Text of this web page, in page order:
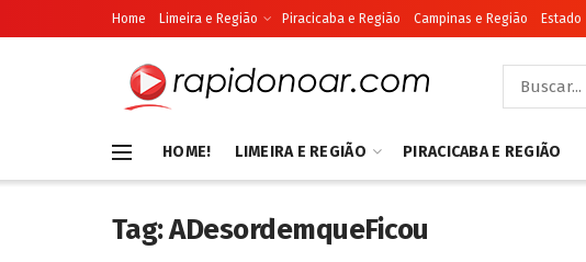
Home Limeira e Região Piracicaba e Região Campinas e Região Estado
HOME! LIMEIRA E REGIÃO PIRACICABA E REGIÃO
Tag:ADesordemqueFicou